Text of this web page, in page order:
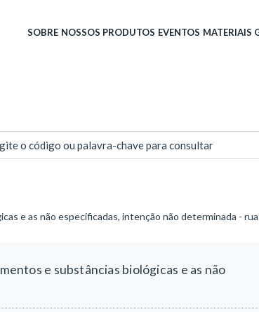
SOBRE NOSSOS PRODUTOS EVENTOS MATERIAIS
o código ou palavra-chave para consultar
e as não especificadas, intenção não determinada -
e substâncias biológicas e as não